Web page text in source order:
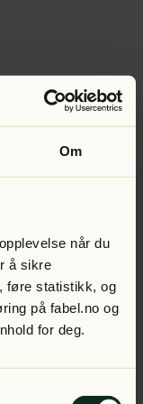
Om
når du
å sikre
føre statistikk, og
på fabel.no og
for deg.